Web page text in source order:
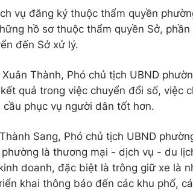
vụ đăng ký thuộc thẩm quyền
hồ sơ thuộc thẩm quyền Sở,
đến Sở xử lý.
Xuân Thành, Phó chủ tịch UBND
quả trong việc chuyển đổi số, việc
cầu phục vụ người dân tốt hơn.
Sang, Phó chủ tịch UBND
là thương mại - dịch vụ - du
doanh, đặc biệt là trông giữ xe là
khai thông báo đến các khu phố,